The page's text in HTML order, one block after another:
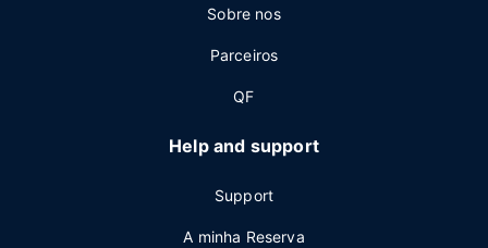
Sobre nos
Parceiros
QF
Help and support
Support
A minha Reserva